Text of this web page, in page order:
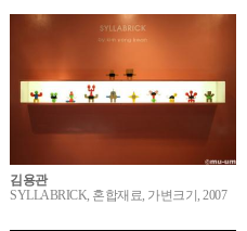
김용관
SYLLABRICK, 혼합재료, 가변크기, 2007